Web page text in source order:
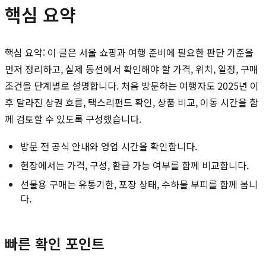
핵심 요약
핵심 요약: 이 글은 서울 쇼핑과 여행 준비에 필요한 판단 기준을
먼저 정리하고, 실제 동선에서 확인해야 할 가격, 위치, 일정, 구매
조건을 단계별로 설명합니다. 처음 방문하는 여행자도 2025년 이
후 달라진 상권 흐름, 택스리펀드 확인, 상품 비교, 이동 시간을 함
께 검토할 수 있도록 구성했습니다.
방문 전 공식 안내와 영업 시간을 확인합니다.
현장에서는 가격, 구성, 환급 가능 여부를 함께 비교합니다.
선물용 구매는 유통기한, 포장 상태, 수하물 부피를 함께 봅니
다.
빠른 확인 포인트